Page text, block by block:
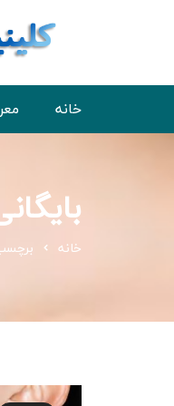
خانه
خانه